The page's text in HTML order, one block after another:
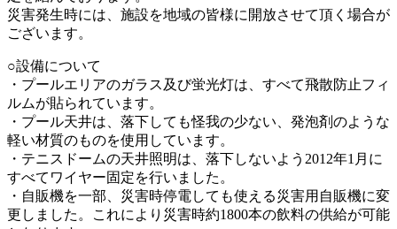
災害発生時には、施設を地域の皆様に開放させて頂く場合が
ございます。
○設備について
・プールエリアのガラス及び蛍光灯は、すべて飛散防止フィ
ルムが貼られています。
・プール天井は、落下しても怪我の少ない、発泡剤のような
軽い材質のものを使用しています。
・テニスドームの天井照明は、落下しないよう2012年1月に
すべてワイヤー固定を行いました。
・自販機を一部、災害時停電しても使える災害用自販機に変
更しました。これにより災害時約1800本の飲料の供給が可能